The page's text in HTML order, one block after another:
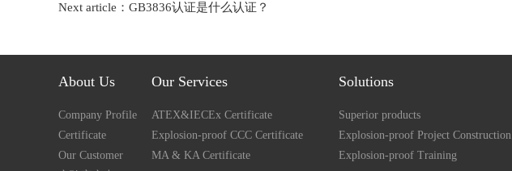
Next article： GB3836认证是什么认证？
About Us
Company Profile
Certificate
Our Customer
Our Services
ATEX&IECEx Certificate
Explosion-proof CCC Certificate
MA & KA Certificate
Solutions
Superior products
Explosion-proof Project Construction
Explosion-proof Training